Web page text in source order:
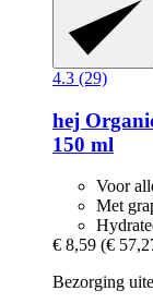
4.3 (29)
hej
150 ml
Voor
Met
€ 8,59 (€
Bezorging